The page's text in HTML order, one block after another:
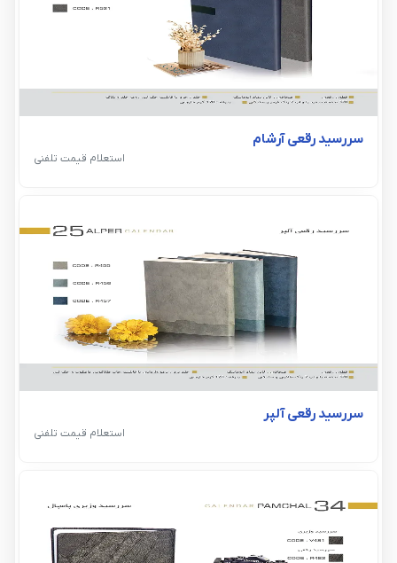
سررسید رقعی آرشام
استعلام قیمت تلفنی
سررسید رقعی آلپر
استعلام قیمت تلفنی